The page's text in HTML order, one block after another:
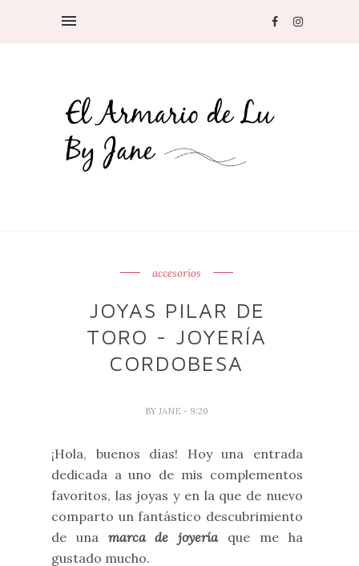
accesorios
JOYAS PILAR DE
TORO - JOYERÍA
CORDOBESA
BYJANE - 9:20
¡Hola, buenos días! Hoy una entrada
dedicada a uno de mis complementos
favoritos, las joyas y en la que de nuevo
comparto un fantástico descubrimiento
de una marca de joyeríaque me ha
gustado mucho.